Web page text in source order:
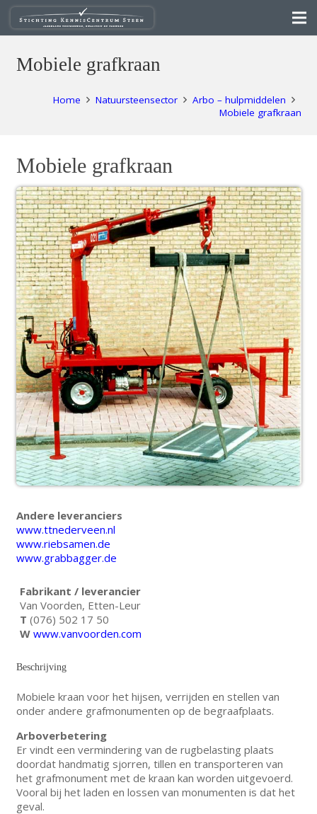
Mobiele grafkraan
Home Natuursteensector
Arbo – hulpmiddelen
Mobiele grafkraan
Mobiele grafkraan
Andere leveranciers
www.ttnederveen.nl
www.riebsamen.de
www.grabbagger.de
Fabrikant / leverancier
Van Voorden, Etten-Leur
T (076) 502 17 50
W www.vanvoorden.com
Beschrijving
Mobiele kraan voor het hijsen, verrijden en stellen van
onder andere grafmonumenten op de begraafplaats.
Arboverbetering
Er vindt een vermindering van de rugbelasting plaats
doordat handmatig sjorren, tillen en transporteren van
het grafmonument met de kraan kan worden uitgevoerd.
Vooral bij het laden en lossen van monumenten is dat het
geval.